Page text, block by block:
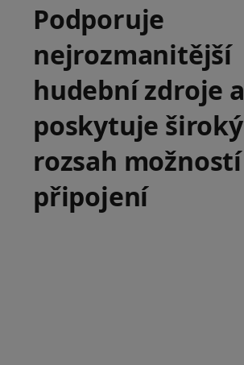
Podporuje
nejrozmanitější
hudební zdroje a
poskytuje široký
rozsah možností
připojení